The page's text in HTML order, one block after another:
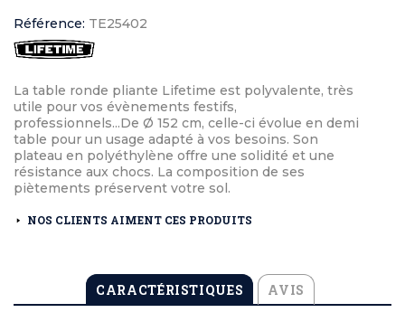
Référence: TE25402
La table ronde pliante Lifetime est polyvalente, très
utile pour vos évènements festifs,
professionnels...De Ø 152 cm, celle-ci évolue en demi
table pour un usage adapté à vos besoins. Son
plateau en polyéthylène offre une solidité et une
résistance aux chocs. La composition de ses
piètements préservent votre sol.
NOS CLIENTS AIMENT CES PRODUITS
CARACTÉRISTIQUES AVIS